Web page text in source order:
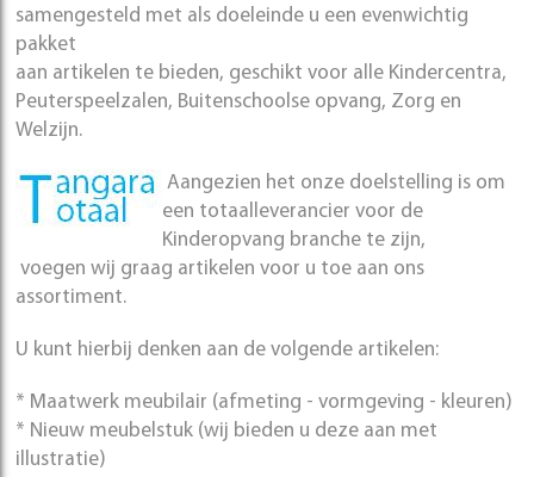
samengesteld met als doeleinde u een evenwichtig
pakket
aan artikelen te bieden, geschikt voor alle Kindercentra,
Peuterspeelzalen, Buitenschoolse opvang, Zorg en
Welzijn.
Aangezien het onze doelstelling is om
een totaalleverancier voor de
Kinderopvang branche te zijn,
voegen wij graag artikelen voor u toe aan ons
assortiment.
U kunt hierbij denken aan de volgende artikelen:
* Maatwerk meubilair (afmeting - vormgeving - kleuren)
* Nieuw meubelstuk (wij bieden u deze aan met
illustratie)